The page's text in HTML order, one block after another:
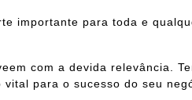
importante para toda e
com a devida relevância.
para o sucesso do seu